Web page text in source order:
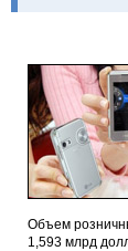
Объем
1,593 млрд